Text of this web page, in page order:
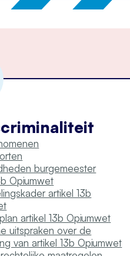
burgemeester
Opiumwet
artikel 13b
artikel 13b Opiumwet
uitspraken over de
van artikel 13b Opiumwet